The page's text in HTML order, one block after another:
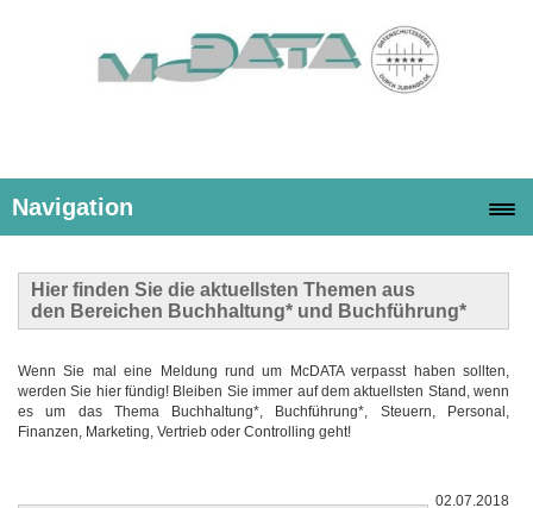
Navigation
Hier finden Sie die aktuellsten Themen aus
den Bereichen Buchhaltung* und Buchführung*
Wenn Sie mal eine Meldung rund um McDATA verpasst haben sollten,
werden Sie hier fündig! Bleiben Sie immer auf dem aktuellsten Stand, wenn
es um das Thema Buchhaltung*, Buchführung*, Steuern, Personal,
Finanzen, Marketing, Vertrieb oder Controlling geht!
02.07.2018